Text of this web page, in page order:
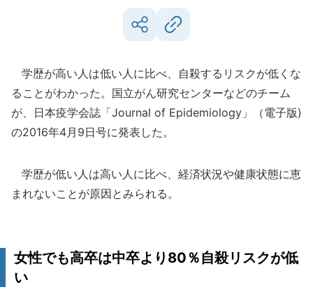
学歴が高い人は低い人に比べ、自殺するリスクが低くな
ることがわかった。国立がん研究センターなどのチーム
が、日本疫学会誌「Journal of Epidemiology」（電子版)
の2016年4月9日号に発表した。
学歴が低い人は高い人に比べ、経済状況や健康状態に恵
まれないことが原因とみられる。
女性でも高卒は中卒より80％自殺リスクが低
い